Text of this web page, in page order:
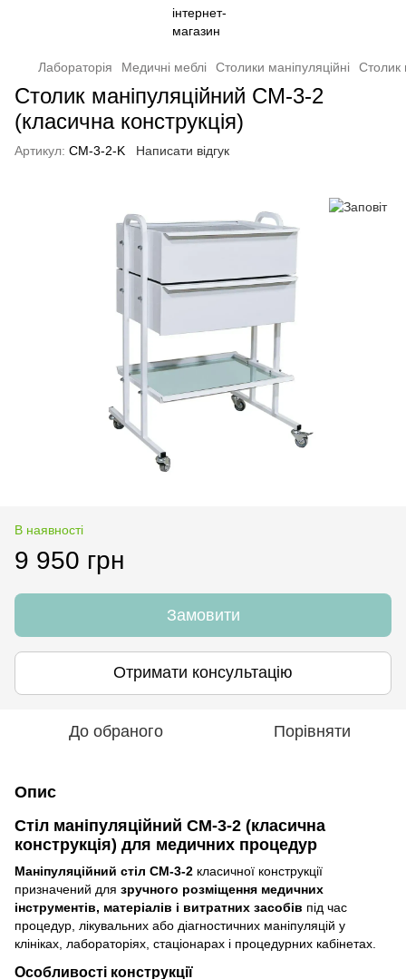
Лабораторія Медичні меблі Столики маніпуляційні Столик
Столик маніпуляційний СМ-3-2
(класична конструкція)
Артикул: СМ-3-2-K Написати відгук
В наявності
9 950 грн
Замовити
Отримати консультацію
До обраного Порівняти
Опис
Стіл маніпуляційний СМ-3-2 (класична
конструкція) для медичних процедур
Маніпуляційний стіл СМ-3-2 класичної конструкції
призначений для зручного розміщення медичних
інструментів, матеріалів і витратних засобів під час
процедур, лікувальних або діагностичних маніпуляцій у
клініках, лабораторіях, стаціонарах і процедурних кабінетах.
Особливості конструкції